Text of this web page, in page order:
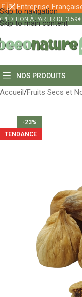
Skip to navigation
Skip to main content
🇫🇷 Entreprise
À PARTIR DE
NOS PRODUITS
Accueil/Fruits Secs et
-23%
TENDANCE